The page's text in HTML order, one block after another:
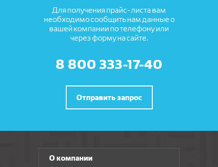
Для получения прайс-листа вам
необходимо сообщить нам данные о
вашей компании по телефону или
через форму на сайте.
8 800 333-17-40
Отправить запрос
О компании